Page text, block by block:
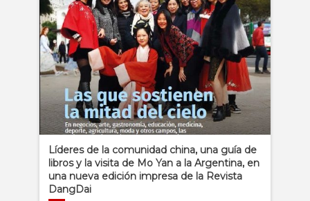
Líderes de la comunidad china, una guía de
libros y la visita de Mo Yan a la Argentina, en
una nueva edición impresa de la Revista
DangDai